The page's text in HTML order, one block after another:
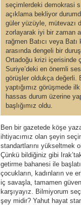
seçimlerdeki demokrasi
açıklama bekliyor
güler yüzüyle, mütevazı
zorlayarak iyi bir zaman
rağmen Batıcı veya Batı
arasında dengeli bir
Ortadoğu krizi içerisinde
Suriye’deki en önemli
görüşler oldukça değerli.
yaptığımız görüşmede
hassas durum üzerine
başlığımız oldu.
Ben bir gazetede köşe
ihtiyacımız olan şeyin
standartlarını yükseltmek
Çünkü bildiğiniz gibi
getirme bahanesi ile
çocukların, kadınların ve
iç savaşla, tamamen
karşıyayız. Bilmiyorum
şey midir? Yahut hayat